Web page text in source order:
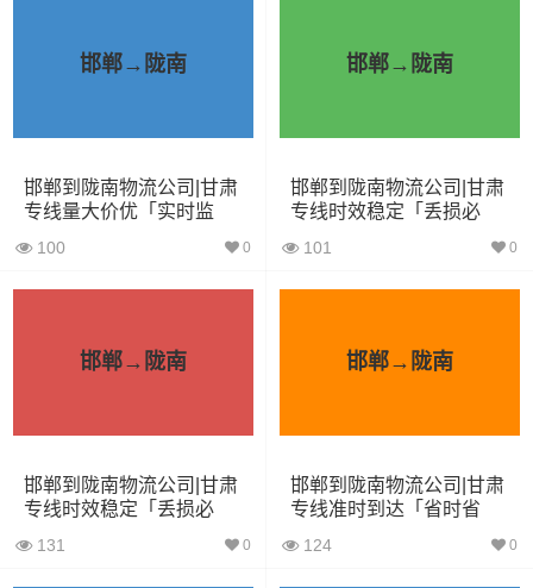
3.8米货车 15立方 3.8×1.7×2.2
6.8米货车 40立方 10吨 6.8×2.4×2.8
17.5米货车 130立方 33吨 17.5×3×2.8
其他货主物流经验分享
邯郸→陇南
邯郸到陇南物流公司|甘肃
专线量大价优「实时监
100 0
邯郸→陇南
邯郸到陇南物流公司|甘肃
专线时效稳定「丢损必
101 0
邯郸→陇南
邯郸到陇南物流公司|甘肃
专线时效稳定「丢损必
131 0
邯郸→陇南
邯郸到陇南物流公司|甘肃
专线准时到达「省时省
124 0